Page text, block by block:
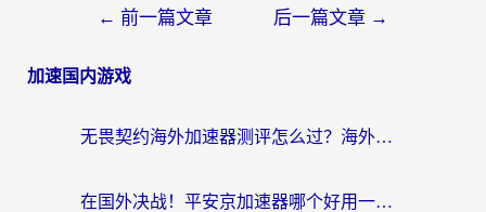
← 前一篇文章 后一篇文章 →
加速国内游戏
无畏契约海外加速器测评怎么过？海外玩家亲测实用指南（附小众技巧）
在国外决战！平安京加速器哪个好用一点？老玩家亲测番茄加速器全解析